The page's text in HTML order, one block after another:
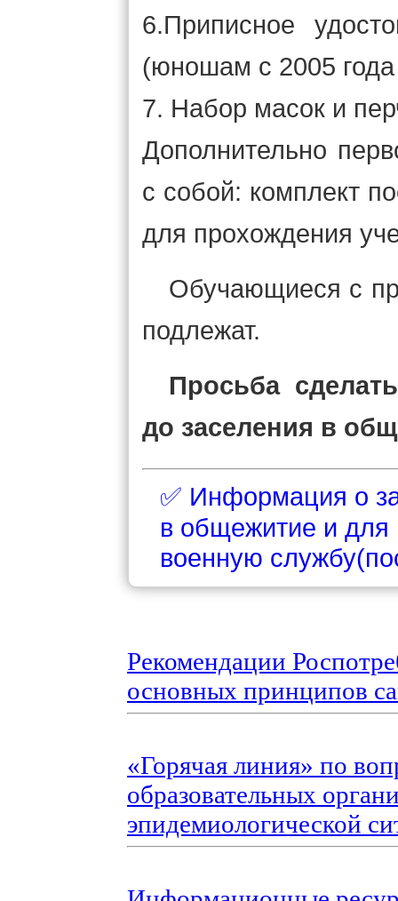
6.Приписное
(юношам с 2005
7. Набор масок и
Дополнительно
с собой: комплект
для прохождения
Обучающиеся с
подлежат.
Просьба
до заселения в
✅ Информация о
в общежитие и
военную
Рекомендации
основных принципов
«Горячая линия» по
образовательных
эпидемиологической